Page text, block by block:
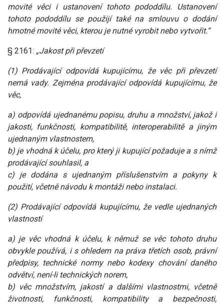
movité věci i ustanovení tohoto pododdílu. Ustanovení
tohoto pododdílu se použijí také na smlouvu o dodání
hmotné movité věci, kterou je nutné vyrobit nebo vytvořit.“
§ 2161: „Jakost při převzetí
(1) Prodávající odpovídá kupujícímu, že věc při převzetí
nemá vady. Zejména prodávající odpovídá kupujícímu, že
věc,
a) odpovídá ujednanému popisu, druhu a množství, jakož i
jakosti, funkčnosti, kompatibilitě, interoperabilitě a jiným
ujednaným vlastnostem,
b) je vhodná k účelu, pro který ji kupující požaduje a s nímž
prodávající souhlasil, a
c) je dodána s ujednaným příslušenstvím a pokyny k
použití, včetně návodu k montáži nebo instalaci.
(2) Prodávající odpovídá kupujícímu, že vedle ujednaných
vlastností
a) je věc vhodná k účelu, k němuž se věc tohoto druhu
obvykle používá, i s ohledem na práva třetích osob, právní
předpisy, technické normy nebo kodexy chování daného
odvětví, není-li technických norem,
b) věc množstvím, jakostí a dalšími vlastnostmi, včetně
životnosti, funkčnosti, kompatibility a bezpečnosti,